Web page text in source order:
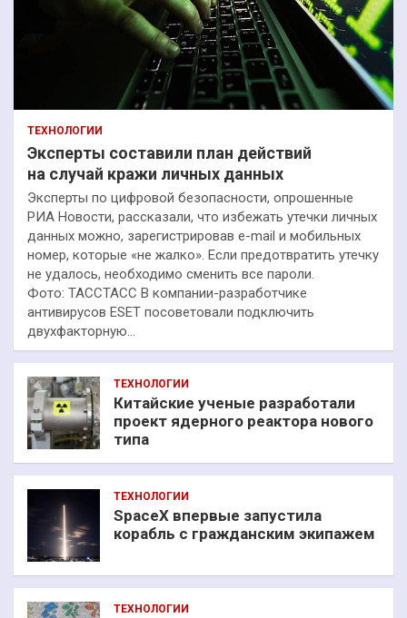
ТЕХНОЛОГИИ
Эксперты составили план действий
на случай кражи личных данных
Эксперты по цифровой безопасности, опрошенные
РИА Новости, рассказали, что избежать утечки личных
данных можно, зарегистрировав e-mail и мобильных
номер, которые «не жалко». Если предотвратить утечку
не удалось, необходимо сменить все пароли.
Фото: ТАССТАСС В компании-разработчике
антивирусов ESET посоветовали подключить
двухфакторную…
ТЕХНОЛОГИИ
Китайские ученые разработали
проект ядерного реактора нового
типа
ТЕХНОЛОГИИ
SpaceX впервые запустила
корабль с гражданским экипажем
ТЕХНОЛОГИИ